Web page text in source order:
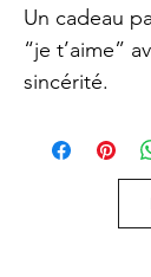
Un cadeau
“je t’aime”
sincérité.